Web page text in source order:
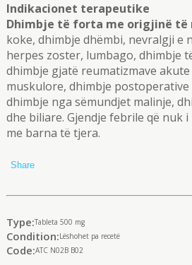
Indikacionet terapeutike
Dhimbje të forta me origjinë të
koke, dhimbje dhëmbi, nevralgji e
herpes zoster, lumbago, dhimbje
dhimbje gjatë reumatizmave
muskulore, dhimbje
dhimbje nga sëmundjet malinje,
dhe biliare. Gjendje febrile që nuk
me barna të tjera.
Share
Type:Tableta 500 mg
Condition:Lëshohet pa recetë
Code:ATC N02B B02